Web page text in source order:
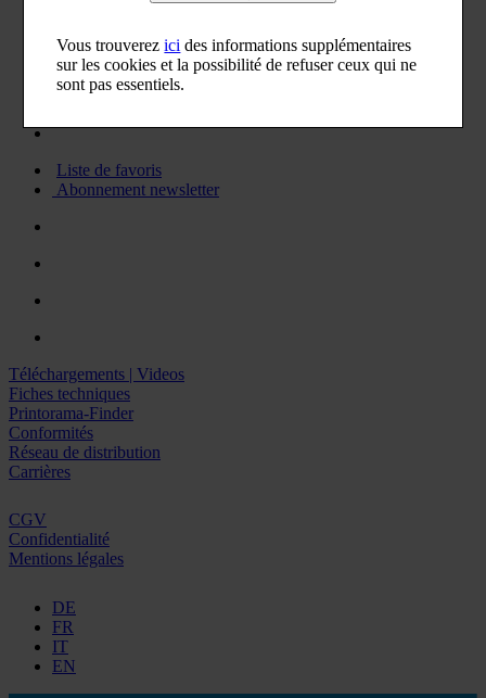
Vous trouverezici des informations supplémentaires
sur les cookies et la possibilité de refuser ceux qui ne
sont pas essentiels.
Liste de favoris
Abonnement newsletter
Téléchargements | Videos
Fiches techniques
Printorama-Finder
Conformités
Réseau de distribution
Carrières
CGV
Confidentialité
Mentions légales
DE
FR
IT
EN